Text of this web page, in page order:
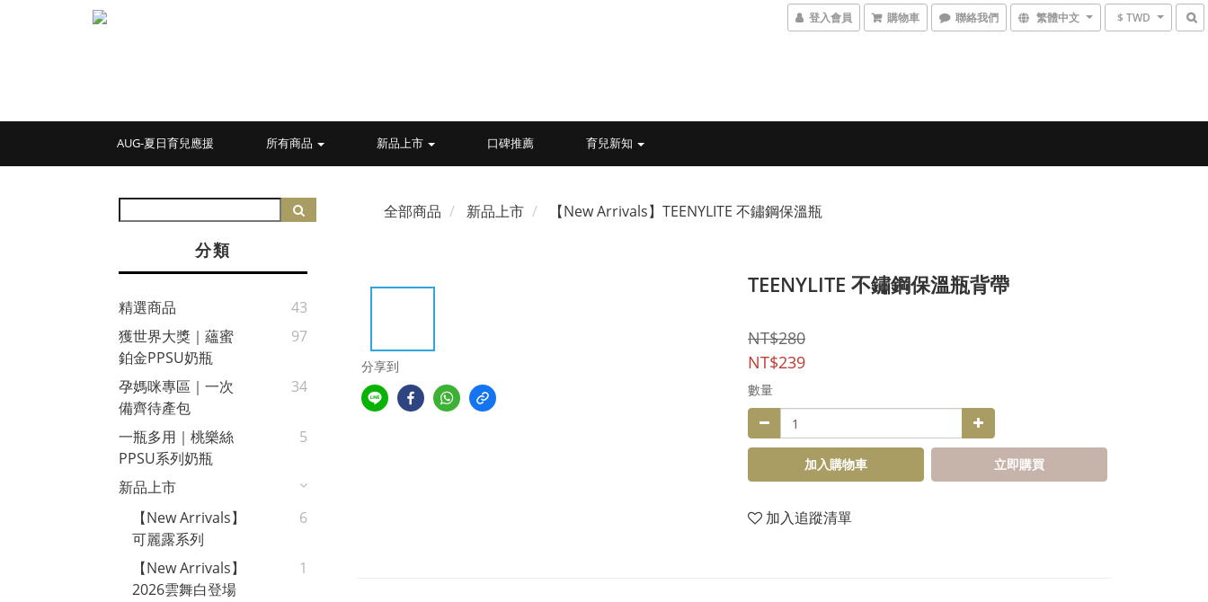
登入會員 購物車 聯絡我們 繁體中文 $ TWD
AUG-夏日育兒應援 所有商品 新品上市 口碑推薦 育兒新知
分類
精選商品
43
獲世界大獎｜蘊蜜
鉑金PPSU奶瓶
97
孕媽咪專區｜一次
備齊待產包
34
一瓶多用｜桃樂絲
PPSU系列奶瓶
5
新品上市
【New Arrivals】
可麗露系列
6
【New Arrivals】
2026雲舞白登場
1
全部商品 新品上市 【New Arrivals】TEENYLITE 不鏽鋼保溫瓶
分享到
TEENYLITE 不鏽鋼保溫瓶背帶
NT$280
NT$239
數量
加入購物車 立即購買
加入追蹤清單